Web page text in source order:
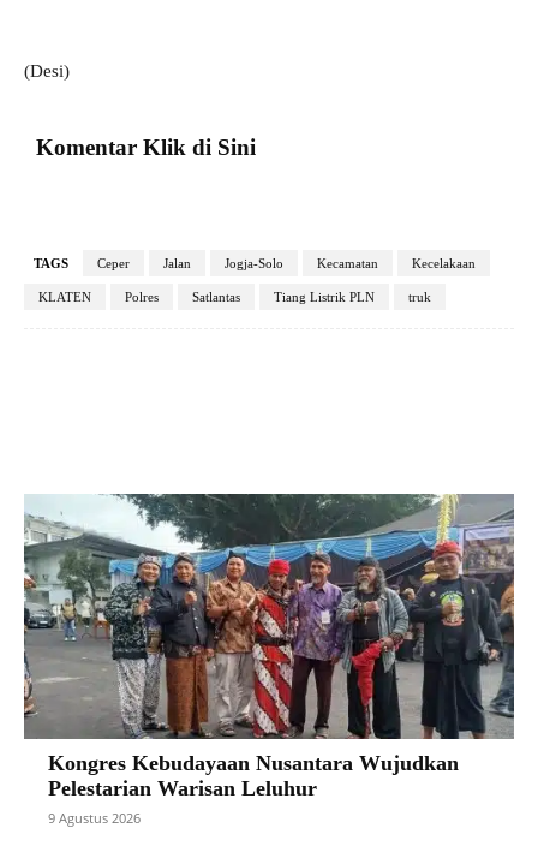
(Desi)
Komentar Klik di Sini
TAGS Ceper Jalan Jogja-Solo Kecamatan Kecelakaan
KLATEN Polres Satlantas Tiang Listrik PLN truk
Kongres Kebudayaan Nusantara Wujudkan
Pelestarian Warisan Leluhur
9 Agustus 2026